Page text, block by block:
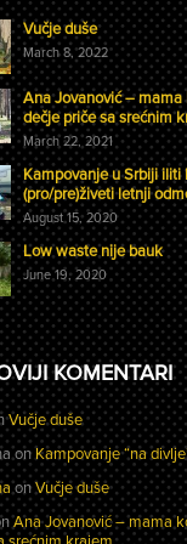
Vučje duše
March 8, 2022
Ana Jovanović – mama
dečje priče sa srećnim
March 22, 2021
Kampovanje u Srbiji iliti
(pro/pre)živeti letnji
August 15, 2020
Low waste nije bauk
June 19, 2020
KOMENTARI
Vučje duše
onKampovanje “na
onVučje duše
Ana Jovanović – mama